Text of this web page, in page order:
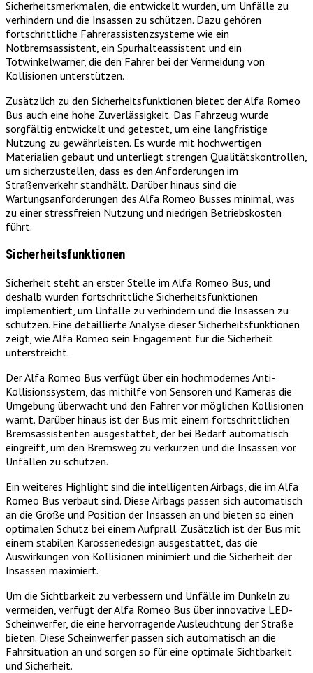
Sicherheitsmerkmalen, die entwickelt wurden, um Unfälle zu
verhindern und die Insassen zu schützen. Dazu gehören
fortschrittliche Fahrerassistenzsysteme wie ein
Notbremsassistent, ein Spurhalteassistent und ein
Totwinkelwarner, die den Fahrer bei der Vermeidung von
Kollisionen unterstützen.
Zusätzlich zu den Sicherheitsfunktionen bietet der Alfa Romeo
Bus auch eine hohe Zuverlässigkeit. Das Fahrzeug wurde
sorgfältig entwickelt und getestet, um eine langfristige
Nutzung zu gewährleisten. Es wurde mit hochwertigen
Materialien gebaut und unterliegt strengen Qualitätskontrollen,
um sicherzustellen, dass es den Anforderungen im
Straßenverkehr standhält. Darüber hinaus sind die
Wartungsanforderungen des Alfa Romeo Busses minimal, was
zu einer stressfreien Nutzung und niedrigen Betriebskosten
führt.
Sicherheitsfunktionen
Sicherheit steht an erster Stelle im Alfa Romeo Bus, und
deshalb wurden fortschrittliche Sicherheitsfunktionen
implementiert, um Unfälle zu verhindern und die Insassen zu
schützen. Eine detaillierte Analyse dieser Sicherheitsfunktionen
zeigt, wie Alfa Romeo sein Engagement für die Sicherheit
unterstreicht.
Der Alfa Romeo Bus verfügt über ein hochmodernes Anti-
Kollisionssystem, das mithilfe von Sensoren und Kameras die
Umgebung überwacht und den Fahrer vor möglichen Kollisionen
warnt. Darüber hinaus ist der Bus mit einem fortschrittlichen
Bremsassistenten ausgestattet, der bei Bedarf automatisch
eingreift, um den Bremsweg zu verkürzen und die Insassen vor
Unfällen zu schützen.
Ein weiteres Highlight sind die intelligenten Airbags, die im Alfa
Romeo Bus verbaut sind. Diese Airbags passen sich automatisch
an die Größe und Position der Insassen an und bieten so einen
optimalen Schutz bei einem Aufprall. Zusätzlich ist der Bus mit
einem stabilen Karosseriedesign ausgestattet, das die
Auswirkungen von Kollisionen minimiert und die Sicherheit der
Insassen maximiert.
Um die Sichtbarkeit zu verbessern und Unfälle im Dunkeln zu
vermeiden, verfügt der Alfa Romeo Bus über innovative LED-
Scheinwerfer, die eine hervorragende Ausleuchtung der Straße
bieten. Diese Scheinwerfer passen sich automatisch an die
Fahrsituation an und sorgen so für eine optimale Sichtbarkeit
und Sicherheit.